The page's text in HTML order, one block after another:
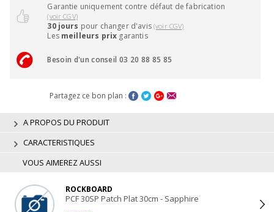
Garantie uniquement contre défaut de fabrication
(voir CGV)
30 jours pour changer d'avis(voir CGV)
Les meilleurs prix garantis
Besoin d'un conseil 03 20 88 85 85
Partagez ce bon plan :
A PROPOS DU PRODUIT
CARACTERISTIQUES
VOUS AIMEREZ AUSSI
ROCKBOARD
PCF 30SP Patch Plat 30cm - Sapphire